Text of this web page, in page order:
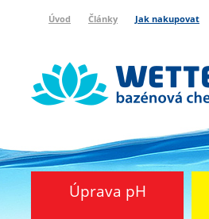
Úvod Články Jak nakupovat
Úprava pH